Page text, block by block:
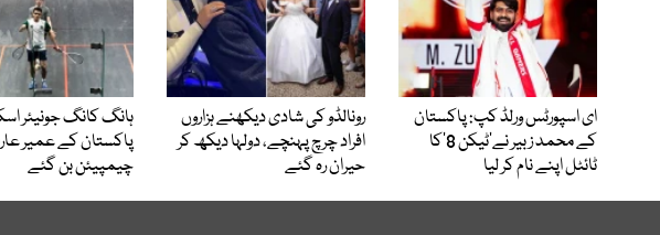
ای اسپورٹس ورلڈ کپ: پاکستان
کے محمد زبیر نے’ٹیکن 8‘کا
ٹائٹل اپنے نام کر لیا
رونالڈو کی شادی دیکھنے ہزاروں
افراد چرچ پہنچے، دولہا دیکھ کر
حیران رہ گئے
ہانگ کانگ جونیئر
چیمپیئن بن گئے